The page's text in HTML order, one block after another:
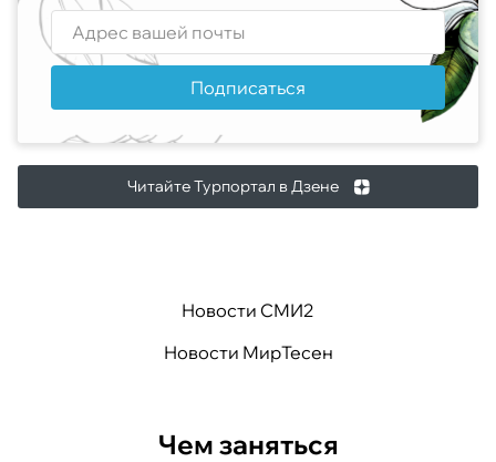
Подписаться
Читайте Турпортал в Дзене
Новости СМИ2
Новости МирТесен
Чем заняться